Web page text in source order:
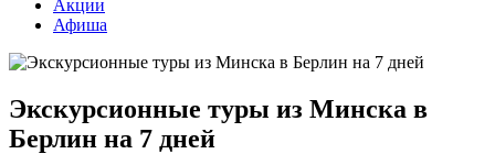
Акции
Афиша
Экскурсионные туры из Минска в
Берлин на 7 дней